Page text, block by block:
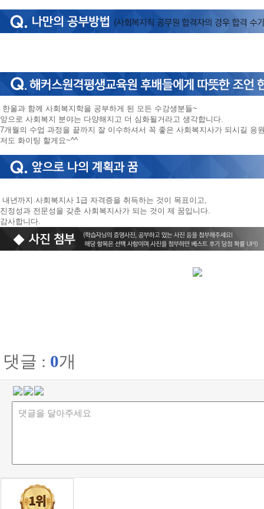
한울과 함께 사회복지학을 공부하게 된 모든 수강생분들~
앞으로 사회복지 분야는 다양해지고 더 심화될거라고 생각합니다.
7개월의 수업 과정을 끝까지 잘 이수하셔서 꼭 좋은 사회복지사가 되시길 응
저도 화이팅 할게요~^^
내년까지 사회복지사 1급 자격증을 취득하는 것이 목표이고,
진정성과 전문성을 갖춘 사회복지사가 되는 것이 제 꿈입니다.
감사합니다.
댓글 : 0개